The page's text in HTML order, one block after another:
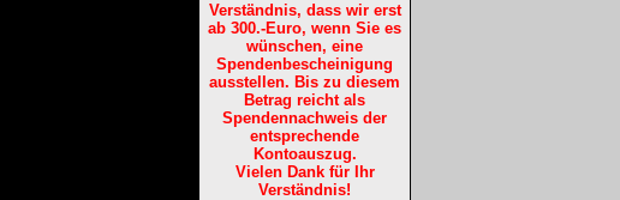
Verständnis, dass wir erst
ab 300.-Euro, wenn Sie es
wünschen, eine
Spendenbescheinigung
ausstellen. Bis zu diesem
Betrag reicht als
Spendennachweis der
entsprechende
Kontoauszug.
Vielen Dank für Ihr
Verständnis!